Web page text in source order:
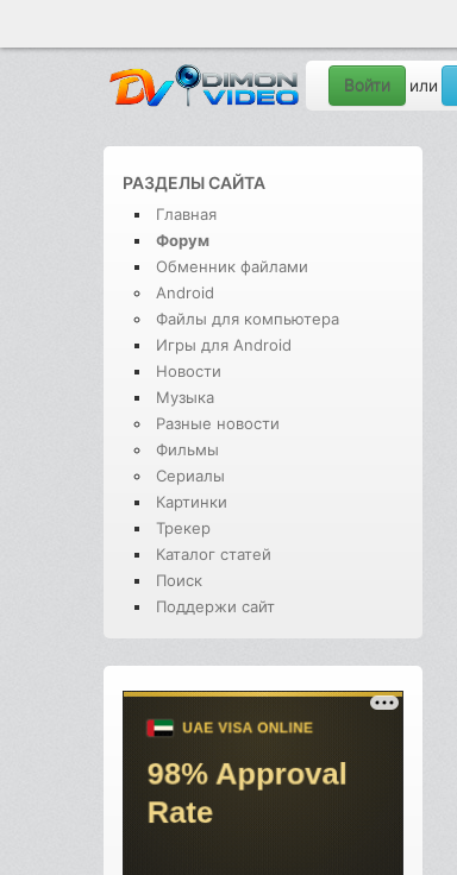
Войти или
РАЗДЕЛЫ САЙТА
Главная
Форум
Обменник файлами
Android
Файлы для компьютера
Игры для Android
Новости
Музыка
Разные новости
Фильмы
Сериалы
Картинки
Трекер
Каталог статей
Поиск
Поддержи сайт